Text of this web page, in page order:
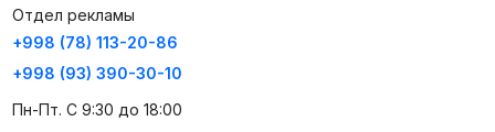
Отдел рекламы
+998 (78) 113-20-86
+998 (93) 390-30-10
Пн-Пт. С 9:30 до 18:00